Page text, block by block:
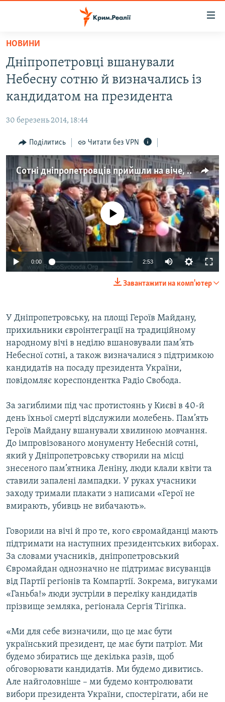
Перейти
основного
матеріалу
до
основної
навігації
Перейти
до
пошуку
ВОДА.КРИМ
ВІДЕО ТА ФОТО
БЛОГИ
ПОГЛЯД
ІНТЕРВ'Ю
ВСЕ ЗА ДЕНЬ
СПЕЦПРОЕКТИ
ДЕПОРТАЦІЯ
ВІДЕОУРОКИ «ELIFBE»
СВІДЧЕННЯ ОКУПАЦІЇ
УКРАЇНСЬКА ПРОБЛЕМА КРИМУ
ЯК ОБІЙТИ БЛОКУВАННЯ
Русский
Qırımtatar
Усі сайти RFE/RL
НОВИНИ
Дніпропетровці вшанували
Небесну сотню й визначались із
кандидатом на президента
30 березень 2014, 18:44
Поділитись Читати без VPN
Сотні дніпропетровців прийшли на віче, щоб ушанувати Небесну сотню
No media source currently available
0:00 2:53
Завантажити на комп'ютер
У Дніпропетровську, на площі Героїв Майдану,
прихильники євроінтеграції на традиційному
народному вічі в неділю вшановували пам’ять
Небесної сотні, а також визначалися з підтримкою
кандидатів на посаду президента України,
повідомляє кореспондентка Радіо Свобода.
За загиблими під час протистоянь у Києві в 40-й
день їхньої смерті відслужили молебень. Пам’ять
Героїв Майдану вшанували хвилиною мовчання.
До імпровізованого монументу Небесній сотні,
який у Дніпропетровську створили на місці
знесеного пам’ятника Леніну, люди клали квіти та
ставили запалені лампадки. У руках учасники
заходу тримали плакати з написами «Герої не
вмирають, убивць не вибачають».
Говорили на вічі й про те, кого євромайданці мають
підтримати на наступних президентських виборах.
За словами учасників, дніпропетровський
Євромайдан однозначно не підтримає висуванців
від Партії регіонів та Компартії. Зокрема, вигуками
«Ганьба!» люди зустріли в переліку кандидатів
прізвище земляка, регіонала Сергія Тігіпка.
«Ми для себе визначили, що це має бути
український президент, це має бути патріот. Ми
будемо збиратись ще декілька разів, щоб
обговорювати кандидатів. Ми будемо дивитись.
Але найголовніше – ми будемо контролювати
вибори президента України, спостерігати, аби не